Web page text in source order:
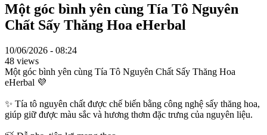
Một góc bình yên cùng Tía Tô Nguyên
Chất Sấy Thăng Hoa eHerbal
10/06/2026 - 08:24
48 views
Một góc bình yên cùng Tía Tô Nguyên Chất Sấy Thăng Hoa
eHerbal 💜
✨ Tía tô nguyên chất được chế biến bằng công nghệ sấy thăng hoa,
giúp giữ được màu sắc và hương thơm đặc trưng của nguyên liệu.